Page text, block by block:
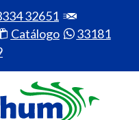
32651
Catálogo
33181